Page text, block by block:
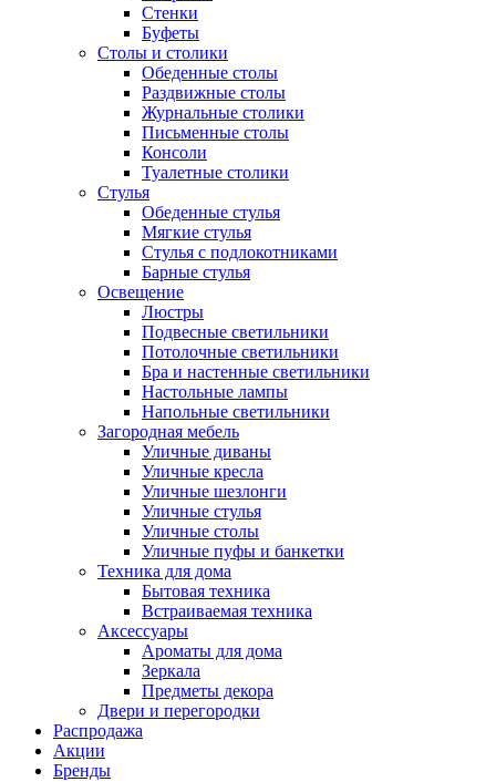
Стенки
Буфеты
Столы и столики
Обеденные столы
Раздвижные столы
Журнальные столики
Письменные столы
Консоли
Туалетные столики
Стулья
Обеденные стулья
Мягкие стулья
Стулья с подлокотниками
Барные стулья
Освещение
Люстры
Подвесные светильники
Потолочные светильники
Бра и настенные светильники
Настольные лампы
Напольные светильники
Загородная мебель
Уличные диваны
Уличные кресла
Уличные шезлонги
Уличные стулья
Уличные столы
Уличные пуфы и банкетки
Техника для дома
Бытовая техника
Встраиваемая техника
Аксессуары
Ароматы для дома
Зеркала
Предметы декора
Двери и перегородки
Распродажа
Акции
Бренды